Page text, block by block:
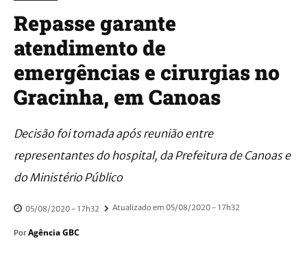
Repasse garante
atendimento de
emergências e cirurgias no
Gracinha, em Canoas
Decisão foi tomada após reunião entre
representantes do hospital, da Prefeitura de Canoas e
do Ministério Público
05/08/2020 - 17h32 Atualizado em 05/08/2020 - 17h32
Por Agência GBC